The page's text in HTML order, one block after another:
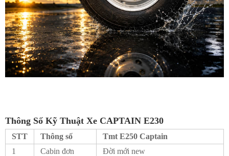
Thông Số Kỹ Thuật Xe CAPTAIN E230
STT Thông số
Tmt E250 Captain
1
Cabin đơn Đời mới new